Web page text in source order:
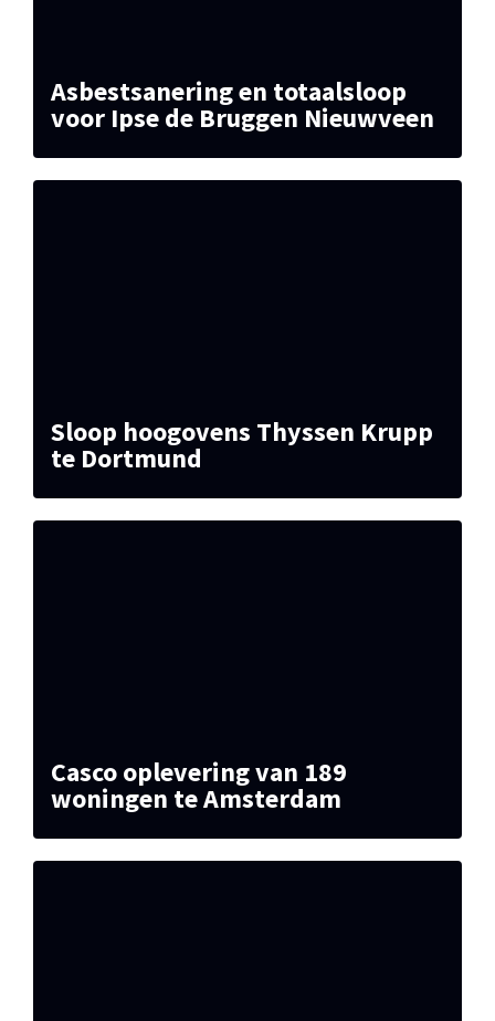
Asbestsanering en totaalsloop
voor Ipse de Bruggen Nieuwveen
Sloop hoogovens Thyssen Krupp
te Dortmund
Casco oplevering van 189
woningen te Amsterdam